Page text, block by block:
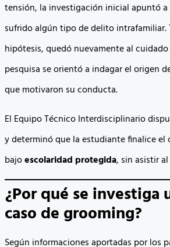
tensión, la investigación inicial apuntó a
sufrido algún tipo de delito intrafamiliar.
hipótesis, quedó nuevamente al
pesquisa se orientó a indagar el origen
que motivaron su conducta.
El Equipo Técnico Interdisciplinario
y determinó que la estudiante finalice el
bajoescolaridad protegida, sin asistir
¿Por qué se investiga
caso de grooming?
Según informaciones aportadas por los